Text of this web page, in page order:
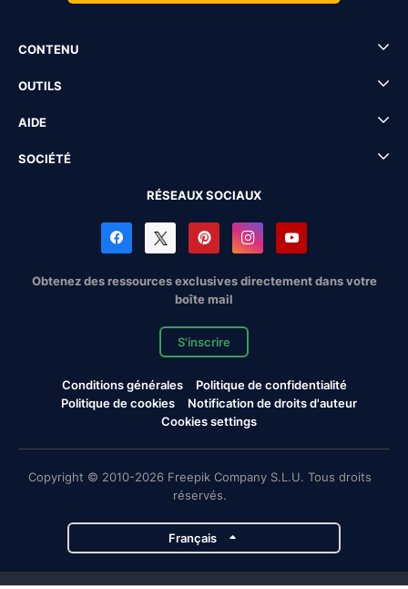
CONTENU
OUTILS
AIDE
SOCIÉTÉ
RÉSEAUX SOCIAUX
Obtenez des ressources exclusives directement dans votre
boîte mail
S'inscrire
Conditions générales
Politique de confidentialité
Politique de cookies
Notification de droits d'auteur
Cookies settings
Copyright © 2010-2026 Freepik Company S.L.U. Tous droits
réservés.
Français